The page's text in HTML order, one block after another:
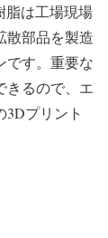
脂は工場現場
散部品を製造
です。重要な
きるので、エ
プリント